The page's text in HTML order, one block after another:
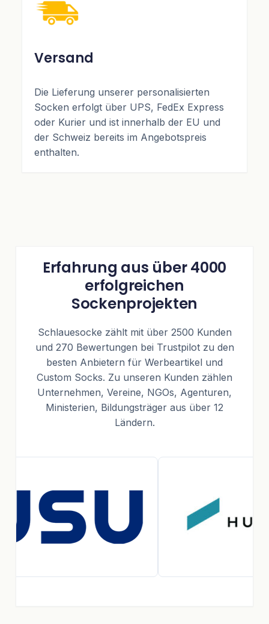
Versand
Die Lieferung unserer personalisierten
Socken erfolgt über UPS, FedEx Express
oder Kurier und ist innerhalb der EU und
der Schweiz bereits im Angebotspreis
enthalten.
Erfahrung aus über 4000
erfolgreichen
Sockenprojekten
Schlauesocke zählt mit über 2500 Kunden
und 270 Bewertungen bei Trustpilot zu den
besten Anbietern für Werbeartikel und
Custom Socks. Zu unseren Kunden zählen
Unternehmen, Vereine, NGOs, Agenturen,
Ministerien, Bildungsträger aus über 12
Ländern.